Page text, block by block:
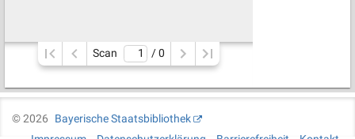
Scan / 0
©2026
Bayerische Staatsbibliothek